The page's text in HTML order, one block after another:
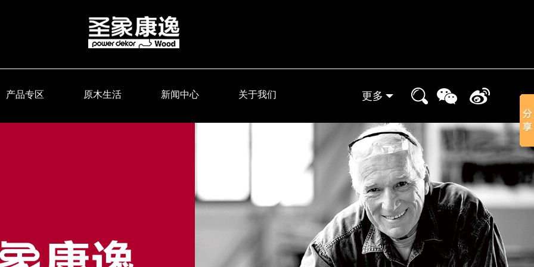
产品专区 原木生活 新闻中心 关于我们 更多
实体门店
晒家分享
小象装修课堂